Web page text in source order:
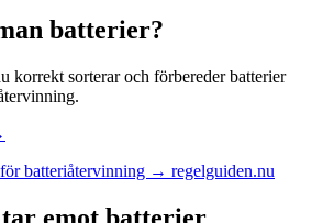
batterier?
korrekt sorterar och förberederbatterier
batteriåtervinning → regelguiden.nu
emot batterier